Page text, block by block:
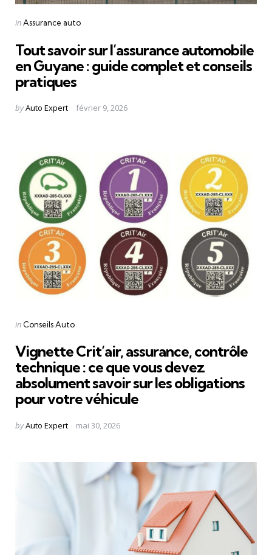
Categories
Posted
inAssurance auto
Tout savoir sur l’assurance automobile
en Guyane : guide complet et conseils
pratiques
Posted
byAuto Expert février 9, 2026
Categories
Posted
in Conseils Auto
Vignette Crit’air, assurance, contrôle
technique : ce que vous devez
absolument savoir sur les obligations
pour votre véhicule
Posted
byAuto Expert mai 30, 2026